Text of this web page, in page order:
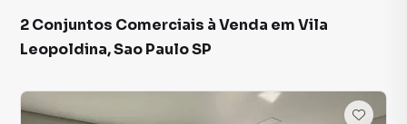
2 Conjuntos Comerciais à Venda em Vila
Leopoldina, Sao Paulo SP